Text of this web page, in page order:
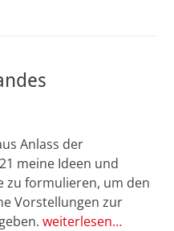
Anlass der
meine Ideen und
zu formulieren, um den
Vorstellungen zur
weiterlesen…